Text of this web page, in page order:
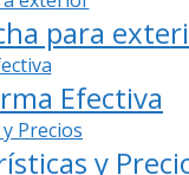
para
Efectiva
y